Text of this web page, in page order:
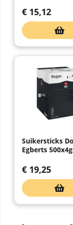
€ 15,12
Suikersticks
Egberts
€ 19,25